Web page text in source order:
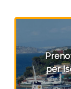
per